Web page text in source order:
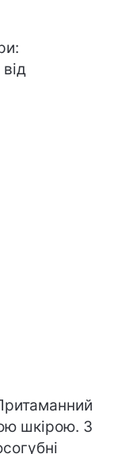
шкірою. З